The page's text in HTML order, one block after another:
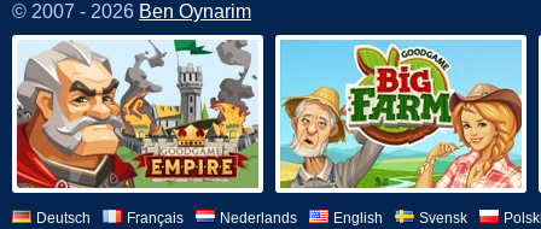
© 2007 - 2026 Ben Oynarim
Deutsch Français Nederlands English Svensk